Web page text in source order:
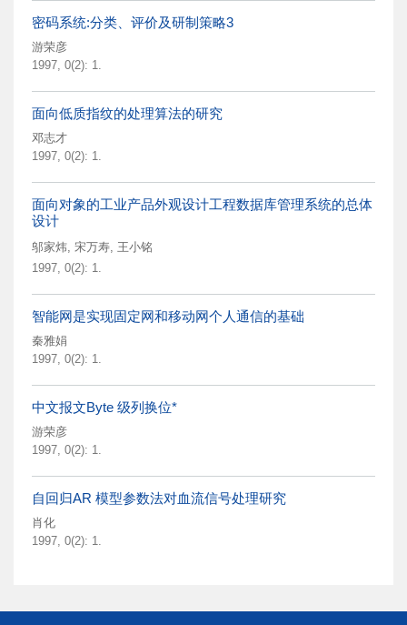
密码系统:分类、评价及研制策略3
游荣彦
1997, 0(2): 1.
面向低质指纹的处理算法的研究
邓志才
1997, 0(2): 1.
面向对象的工业产品外观设计工程数据库管理系统的总体
设计
邬家炜, 宋万寿, 王小铭
1997, 0(2): 1.
智能网是实现固定网和移动网个人通信的基础
秦雅娟
1997, 0(2): 1.
中文报文Byte 级列换位*
游荣彦
1997, 0(2): 1.
自回归AR 模型参数法对血流信号处理研究
肖化
1997, 0(2): 1.